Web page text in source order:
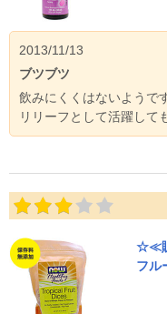
2013/11/13
ブツブツ
飲みにくくはないようで
リリーフとして活躍して
☆≪
フル